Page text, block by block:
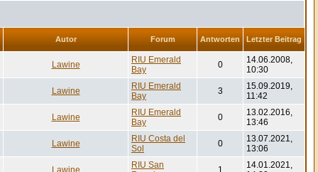
Autor Forum Antworten Letzter Beitrag
Lawine
RIU Emerald
Bay
0
14.06.2008,
10:30
Lawine
RIU Emerald
Bay
3
15.09.2019,
11:42
Lawine
RIU Emerald
Bay
0
13.02.2016,
13:46
Lawine
RIU Costa del
Sol
0
13.07.2021,
13:06
Lawine
RIU San
1
14.01.2021,